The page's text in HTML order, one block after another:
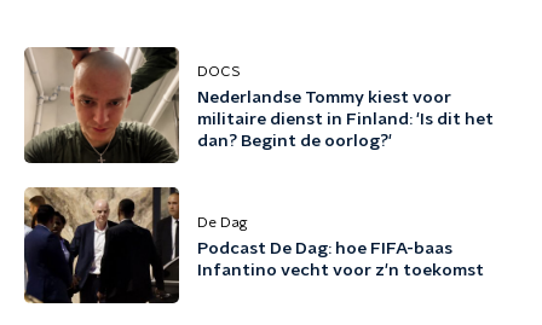
DOCS
Nederlandse Tommy kiest voor
militaire dienst in Finland: 'Is dit het
dan? Begint de oorlog?'
De Dag
Podcast De Dag: hoe FIFA-baas
Infantino vecht voor z'n toekomst